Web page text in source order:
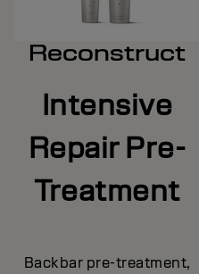
Reconstruct
Intensive
Repair Pre-
Treatment
Backbar pre-treatment,